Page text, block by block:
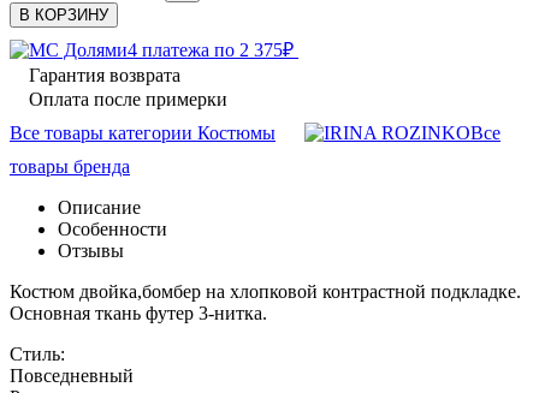
В КОРЗИНУ
4 платежа по 2 375₽
Гарантия возврата
Оплата после примерки
Все товары категории Костюмы
Все
товары бренда
Описание
Особенности
Отзывы
Костюм двойка,бомбер на хлопковой контрастной подкладке.
Основная ткань футер 3-нитка.
Стиль:
Повседневный